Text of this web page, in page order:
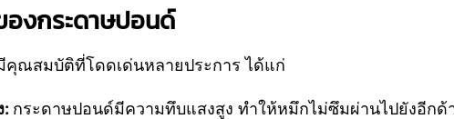
งกระดาษปอนด์
คุณสมบัติที่โดดเด่นหลายประการ ได้แก่
: กระดาษปอนด์มีความทึบแสงสูง ทำให้หมึกไม่ซึมผ่านไปยังอีกด้